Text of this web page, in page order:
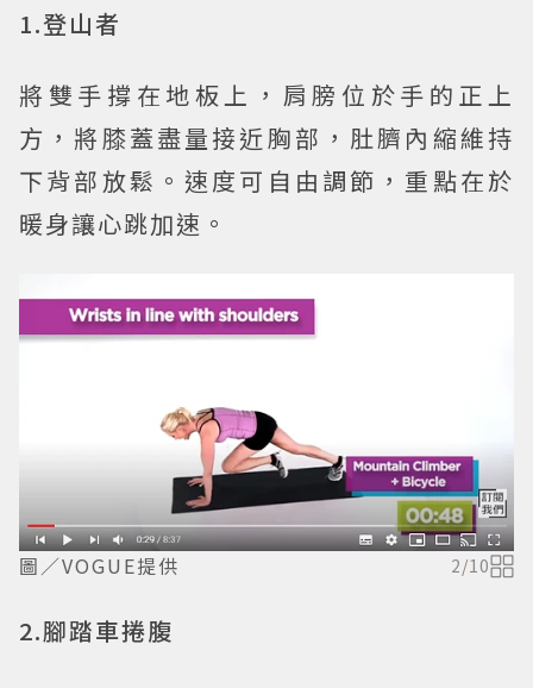
1.登山者
將雙手撐在地板上，肩膀位於手的正上
方，將膝蓋盡量接近胸部，肚臍內縮維持
下背部放鬆。速度可自由調節，重點在於
暖身讓心跳加速。
圖／VOGUE提供 2/10
2.腳踏車捲腹